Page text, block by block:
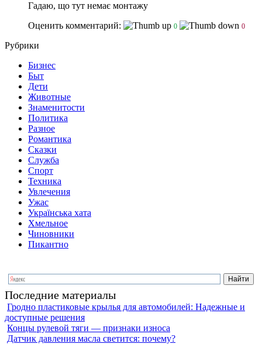
Гадаю, що тут немає монтажу
Оценить комментарий:
0 0
Рубрики
Бизнес
Быт
Дети
Животные
Знаменитости
Политика
Разное
Романтика
Сказки
Служба
Спорт
Техника
Увлечения
Ужас
Українська хата
Хмельное
Чиновники
Пикантно
Последние материалы
Гродно пластиковые крылья для автомобилей: Надежные и
доступные решения
Концы рулевой тяги — признаки износа
Датчик давления масла светится: почему?